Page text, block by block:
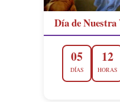
Día de
05
DÍAS
12
HORAS